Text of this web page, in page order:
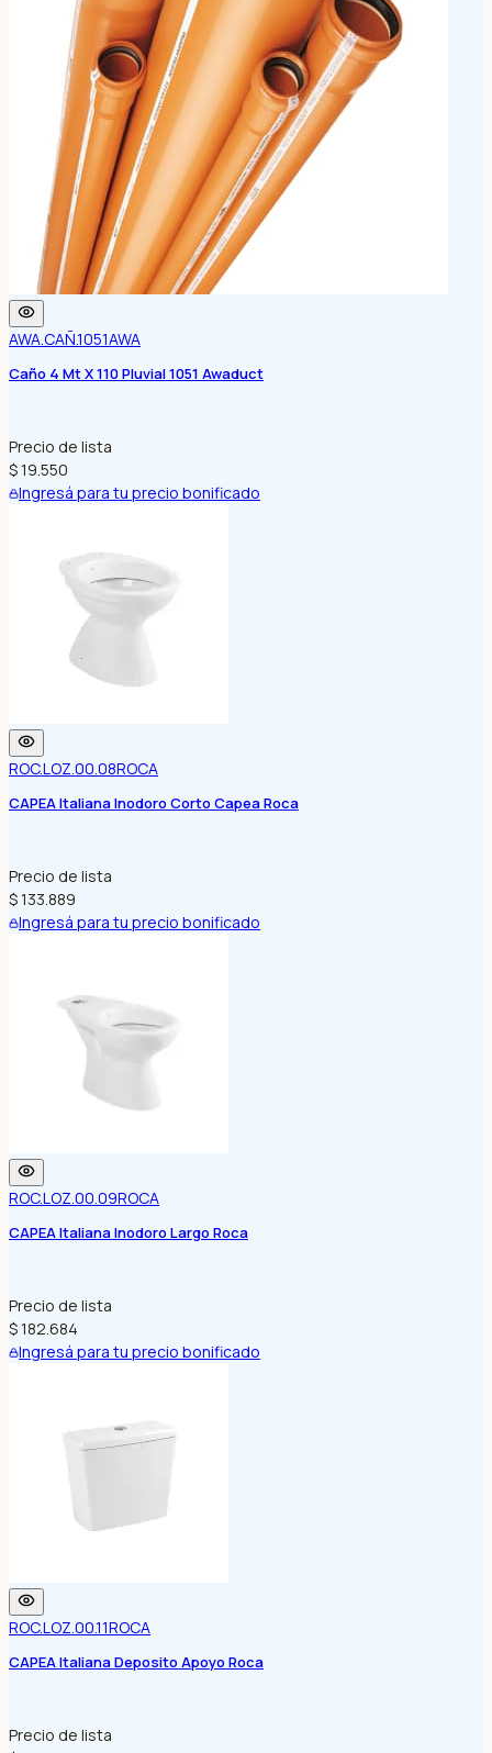
AWA.CAÑ.1051AWA
Caño 4 Mt X 110 Pluvial 1051 Awaduct
Precio de lista
$ 19.550
Ingresá para tu precio bonificado
ROC.LOZ.00.08ROCA
CAPEA Italiana Inodoro Corto Capea Roca
Precio de lista
$ 133.889
Ingresá para tu precio bonificado
ROC.LOZ.00.09ROCA
CAPEA Italiana Inodoro Largo Roca
Precio de lista
$ 182.684
Ingresá para tu precio bonificado
ROC.LOZ.00.11ROCA
CAPEA Italiana Deposito Apoyo Roca
Precio de lista